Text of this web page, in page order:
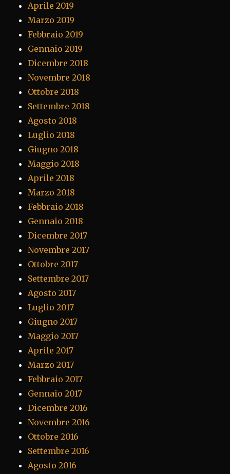
Aprile 2019
Marzo 2019
Febbraio 2019
Gennaio 2019
Dicembre 2018
Novembre 2018
Ottobre 2018
Settembre 2018
Agosto 2018
Luglio 2018
Giugno 2018
Maggio 2018
Aprile 2018
Marzo 2018
Febbraio 2018
Gennaio 2018
Dicembre 2017
Novembre 2017
Ottobre 2017
Settembre 2017
Agosto 2017
Luglio 2017
Giugno 2017
Maggio 2017
Aprile 2017
Marzo 2017
Febbraio 2017
Gennaio 2017
Dicembre 2016
Novembre 2016
Ottobre 2016
Settembre 2016
Agosto 2016